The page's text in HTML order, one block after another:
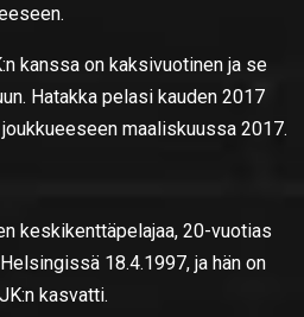
kanssa on kaksivuotinen ja se
Hatakka pelasi kauden 2017
maaliskuussa 2017.
keskikenttäpelajaa, 20-vuotias
18.4.1997, ja hän on
kasvatti.